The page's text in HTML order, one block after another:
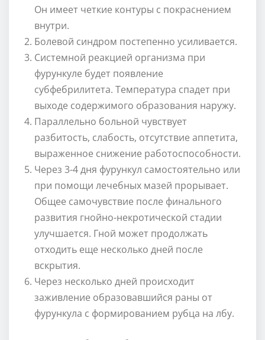
Он имеет четкие контуры с покраснением
внутри.
Болевой синдром постепенно усиливается.
Системной реакцией организма при
фурункуле будет появление
субфебрилитета. Температура спадет при
выходе содержимого образования наружу.
Параллельно больной чувствует
разбитость, слабость, отсутствие аппетита,
выраженное снижение работоспособности.
Через 3-4 дня фурункул самостоятельно или
при помощи лечебных мазей прорывает.
Общее самочувствие после финального
развития гнойно-некротической стадии
улучшается. Гной может продолжать
отходить еще несколько дней после
вскрытия.
Через несколько дней происходит
заживление образовавшийся раны от
фурункула с формированием рубца на лбу.